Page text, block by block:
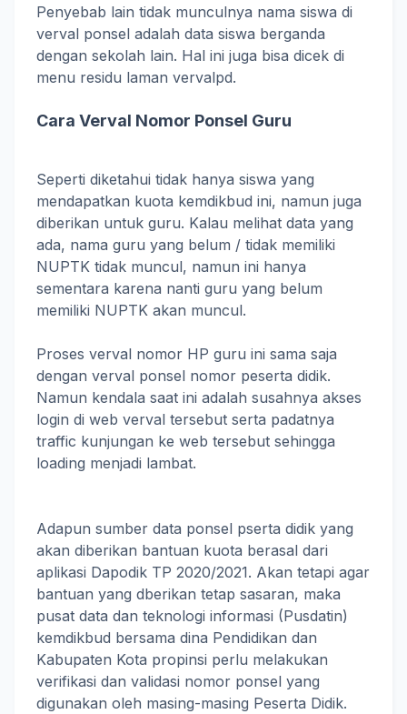
Penyebab lain tidak munculnya nama siswa di
verval ponsel adalah data siswa berganda
dengan sekolah lain. Hal ini juga bisa dicek di
menu residu laman vervalpd.
Cara Verval Nomor Ponsel Guru
Seperti diketahui tidak hanya siswa yang
mendapatkan kuota kemdikbud ini, namun juga
diberikan untuk guru. Kalau melihat data yang
ada, nama guru yang belum / tidak memiliki
NUPTK tidak muncul, namun ini hanya
sementara karena nanti guru yang belum
memiliki NUPTK akan muncul.
Proses verval nomor HP guru ini sama saja
dengan verval ponsel nomor peserta didik.
Namun kendala saat ini adalah susahnya akses
login di web verval tersebut serta padatnya
traffic kunjungan ke web tersebut sehingga
loading menjadi lambat.
Adapun sumber data ponsel pserta didik yang
akan diberikan bantuan kuota berasal dari
aplikasi Dapodik TP 2020/2021. Akan tetapi agar
bantuan yang dberikan tetap sasaran, maka
pusat data dan teknologi informasi (Pusdatin)
kemdikbud bersama dina Pendidikan dan
Kabupaten Kota propinsi perlu melakukan
verifikasi dan validasi nomor ponsel yang
digunakan oleh masing-masing Peserta Didik.